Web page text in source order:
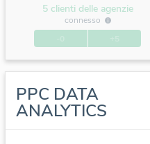
5 clienti delle agenzie
connesso
PPC DATA
ANALYTICS